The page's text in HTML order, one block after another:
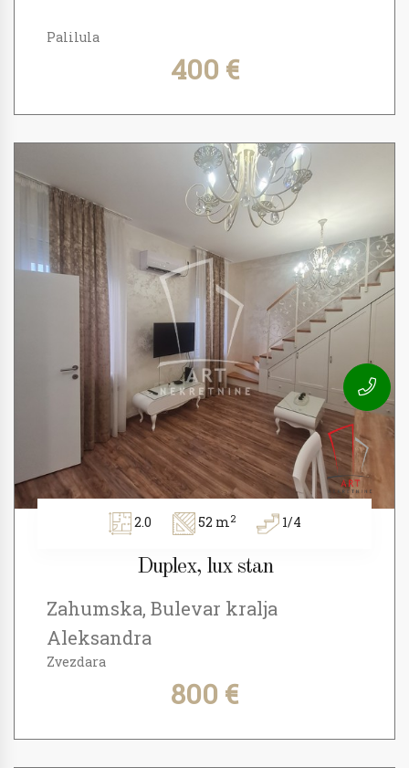
Palilula
400 €
2.0 52 m2 1/4
Duplex, lux stan
Zahumska, Bulevar kralja
Aleksandra
Zvezdara
800 €